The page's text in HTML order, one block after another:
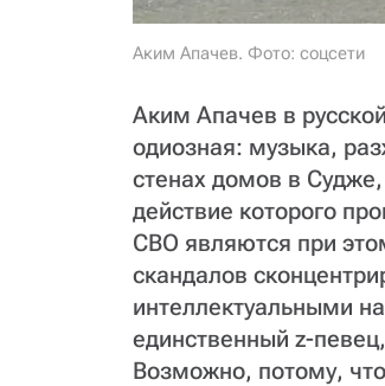
Аким Апачев. Фото: соцсети
Аким Апачев в
одиозная: музыка,
стенах домов в
действие которого
СВО являются при
скандалов
интеллектуальными
единственный z-
Возможно, потому,